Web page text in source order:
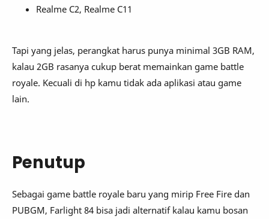
Realme C2, Realme C11
Tapi yang jelas, perangkat harus punya minimal 3GB RAM,
kalau 2GB rasanya cukup berat memainkan game battle
royale. Kecuali di hp kamu tidak ada aplikasi atau game
lain.
Penutup
Sebagai game battle royale baru yang mirip Free Fire dan
PUBGM, Farlight 84 bisa jadi alternatif kalau kamu bosan